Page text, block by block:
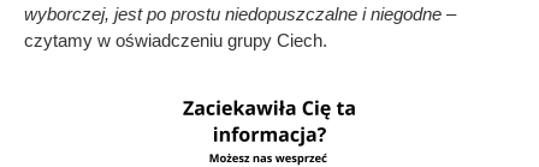
wyborczej, jest po prostu niedopuszczalne i niegodne –
czytamy w oświadczeniu grupy Ciech.